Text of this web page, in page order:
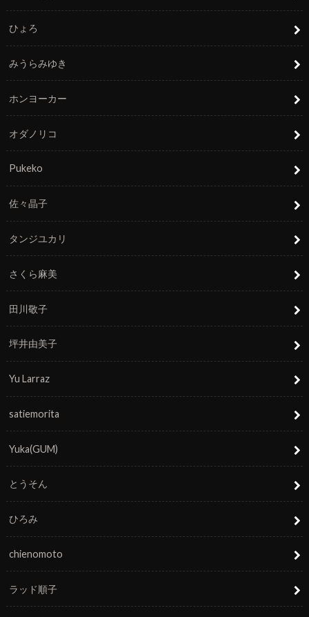
ひょろ
みうらみゆき
ホンヨーカー
オダノリコ
Pukeko
佐々晶子
タンジユカリ
さくら麻美
田川敬子
坪井由美子
Yu Larraz
satiemorita
Yuka(GUM)
とうそん
ひろみ
chienomoto
ラッド順子